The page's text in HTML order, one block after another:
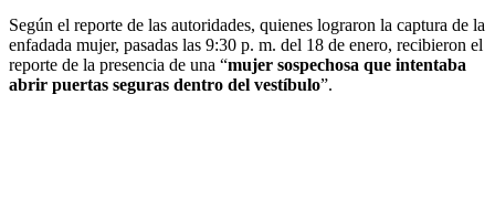
Según el reporte de las autoridades, quienes lograron la captura de la
enfadada mujer, pasadas las 9:30 p. m. del 18 de enero, recibieron el
reporte de la presencia de una “mujer sospechosa que intentaba
abrir puertas seguras dentro del vestíbulo”.